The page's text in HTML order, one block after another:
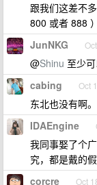
跟我们这差不
800 或者 888
JunNKG
@Shinu 至少
cabing Oct
东北也没有啊。
IDAEngine
我同事娶了个
究，都是戴的
corcre Oct